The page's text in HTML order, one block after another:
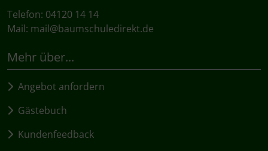
Telefon: 04120 14 14
Mail: mail@baumschuledirekt.de
Mehr über...
Angebot anfordern
Gästebuch
Kundenfeedback